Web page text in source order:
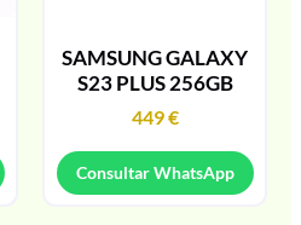
SAMSUNG GALAXY
S23 PLUS 256GB
449€
Consultar WhatsApp